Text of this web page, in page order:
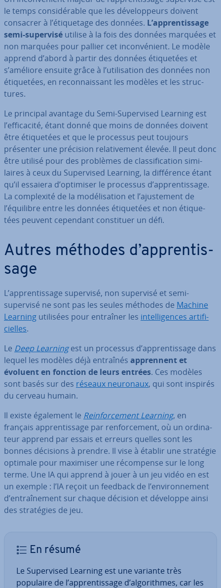
le temps con­si­dé­rable que les dé­ve­lop­peurs doivent
consacrer à l’éti­que­tage des données. L’ap­pren­tis­sage
semi-supervisé utilise à la fois des données marquées et
non marquées pour pallier cet in­con­vé­nient. Le modèle
apprend d’abord à partir des données éti­que­tées et
s’améliore ensuite grâce à l’uti­li­sa­tion des données non
éti­que­tées, en re­con­nais­sant les modèles et les struc­
tures.
Le principal avantage du Semi-Su­per­vi­sed Learning est
l’ef­fi­ca­cité, étant donné que moins de données doivent
être éti­que­tées et que le processus peut toujours
présenter une précision re­la­ti­ve­ment élevée. Il peut donc
être utilisé pour des problèmes de clas­si­fi­ca­tion si­mi­
laires à ceux du Su­per­vi­sed Learning, la dif­fé­rence étant
qu’il essaiera d’optimiser le processus d’ap­pren­tis­sage.
La com­plexité de la mo­dé­li­sa­tion et l’ajus­te­ment de
l’équilibre entre les données éti­que­tées et non éti­que­
tées peuvent cependant cons­ti­tuer un défi.
Autres méthodes d’ap­pren­tis­
sage
L’ap­pren­tis­sage supervisé, non supervisé et semi-
supervisé ne sont pas les seules méthodes de Machine
Learning utilisées pour entraîner les in­tel­li­gences ar­ti­fi­
cielles.
Le Deep Learningest un processus d’ap­pren­tis­sage dans
lequel les modèles déjà entraînés ap­pren­nent et
évoluent en fonction de leurs entrées. Ces modèles
sont basés sur des réseaux neuronaux, qui sont inspirés
du cerveau humain.
Il existe également le Rein­for­ce­ment Learning, en
français ap­pren­tis­sage par ren­for­ce­ment, où un or­di­na­
teur apprend par essais et erreurs quelles sont les
bonnes décisions à prendre. Il vise à établir une stratégie
optimale pour maximiser une ré­com­pense sur le long
terme. Une IA qui apprend à jouer à un jeu vidéo en est
un exemple : l’IA reçoit un feedback de l’en­vi­ron­ne­ment
d’en­traî­ne­ment sur chaque décision et développe ainsi
des stra­té­gies de jeu.
En résumé
Le Su­per­vi­sed Learning est une variante très
populaire de l’ap­pren­tis­sage d’al­go­rithmes, car les